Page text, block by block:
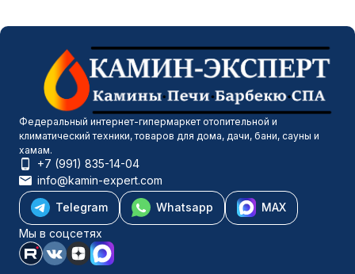
Федеральный интернет-гипермаркет отопительной и
климатический техники, товаров для дома, дачи, бани, сауны и
хамам.
+7 (991) 835-14-04
info@kamin-expert.com
Telegram
Whatsapp
MAX
Мы в соцсетях